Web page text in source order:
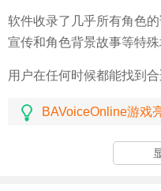
软件收录了几乎所有角色
宣传和角色背景故事等特殊
用户在任何时候都能找到
BAVoiceOnline游戏
BAVoice Online的亮点在